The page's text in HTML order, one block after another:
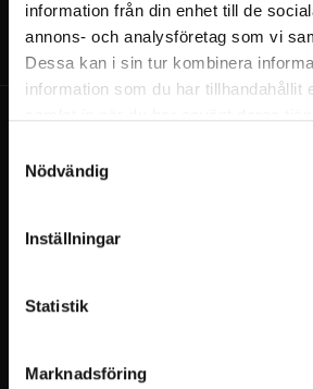
information från din enhet till de
annons- och analysföretag som vi
Dessa kan i sin tur kombinera
information som du har tillhandahållit
Nödvändig
Inställningar
Statistik
Marknadsföring
Billnäsin ruukki
10330 Billnäs
+358 9 3154 9060